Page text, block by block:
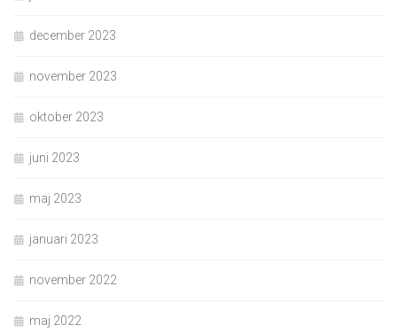
december 2023
november 2023
oktober 2023
juni 2023
maj 2023
januari 2023
november 2022
maj 2022